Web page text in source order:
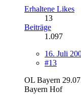
Erhaltene Likes
13
Beiträge
1.097
16. Juli
#13
OL Bayern
Bayern Hof